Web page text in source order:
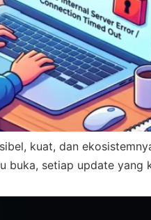
kuat, dan
buka, setiap update